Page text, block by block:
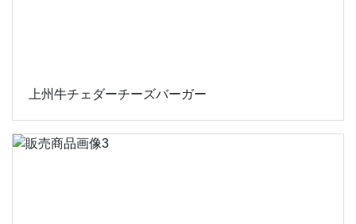
上州牛チェダーチーズバーガー